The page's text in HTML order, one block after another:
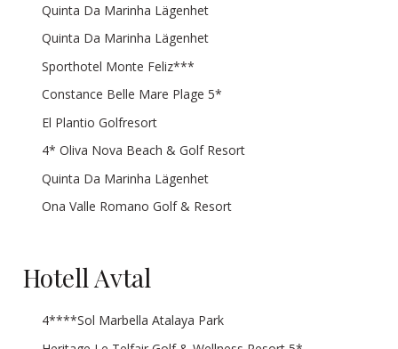
Quinta Da Marinha Lägenhet
Quinta Da Marinha Lägenhet
Sporthotel Monte Feliz***
Constance Belle Mare Plage 5*
El Plantio Golfresort
4* Oliva Nova Beach & Golf Resort
Quinta Da Marinha Lägenhet
Ona Valle Romano Golf & Resort
Hotell Avtal
4****Sol Marbella Atalaya Park